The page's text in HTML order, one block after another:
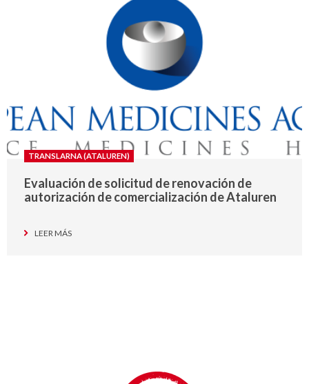
TRANSLARNA (ATALUREN)
Evaluación de solicitud de renovación de
autorización de comercialización de Ataluren
LEER MÁS